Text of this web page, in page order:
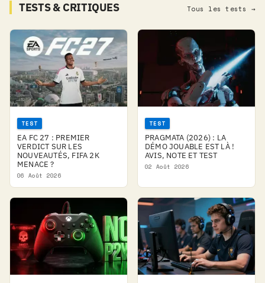
TESTS & CRITIQUES Tous les tests →
TEST
EA FC 27 : PREMIER
VERDICT SUR LES
NOUVEAUTÉS, FIFA 2K
MENACE ?
06 Août 2026
TEST
PRAGMATA (2026) : LA
DÉMO JOUABLE EST LÀ !
AVIS, NOTE ET TEST
02 Août 2026